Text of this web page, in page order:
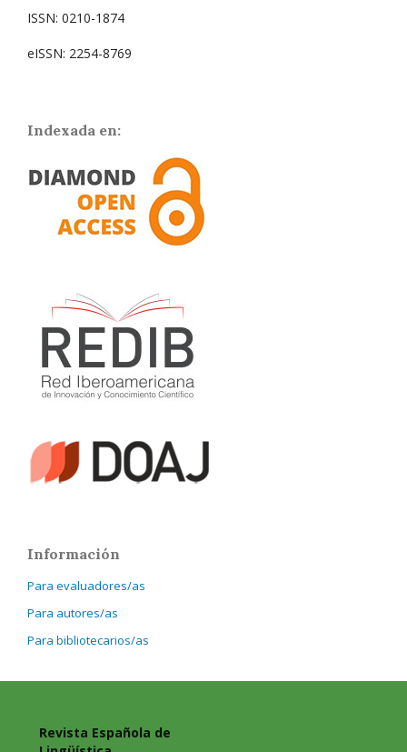
ISSN: 0210-1874
eISSN: 2254-8769
Indexada en:
Información
Para evaluadores/as
Para autores/as
Para bibliotecarios/as
Revista Española de